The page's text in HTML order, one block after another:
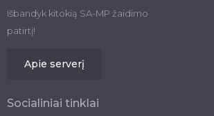
Išbandyk kitokią SA-MP žaidimo
patirtį!
Apie serverį
Socialiniai tinklai